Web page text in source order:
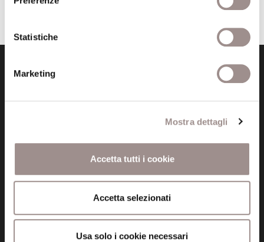
Statistiche
Marketing
Mostra dettagli
Accetta tutti i cookie
Accetta selezionati
Usa solo i cookie necessari
41121 Modena (MO)
P.I. 00641060363
tel. 059.421211
info@fondazionesancarlo.it